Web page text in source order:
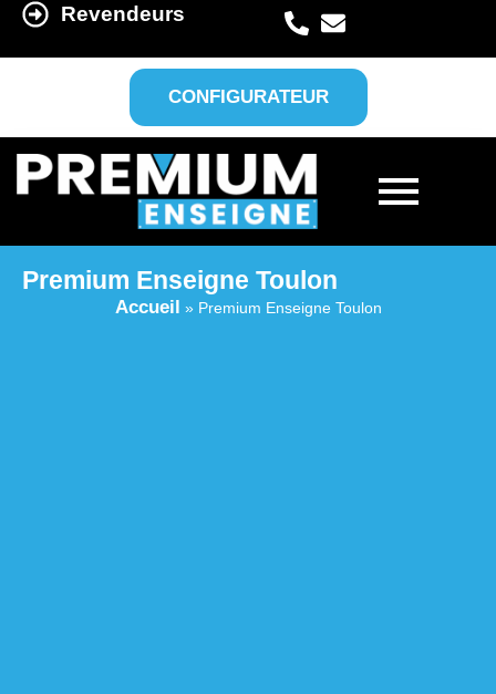
Revendeurs
CONFIGURATEUR
Premium Enseigne Toulon
Accueil » Premium Enseigne Toulon